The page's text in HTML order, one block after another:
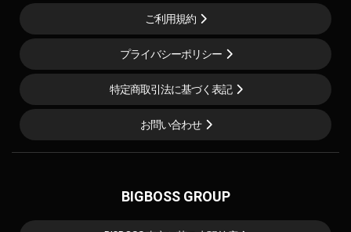
ご利用規約
プライバシーポリシー
特定商取引法に基づく表記
お問い合わせ
BIGBOSS GROUP